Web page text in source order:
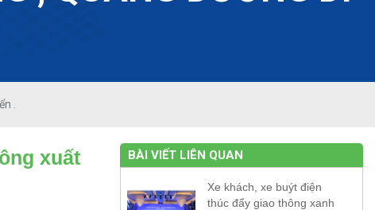
.
xuất
BÀI VIẾT LIÊN QUAN
Xe khách, xe buýt điện
thúc đẩy giao thông xanh